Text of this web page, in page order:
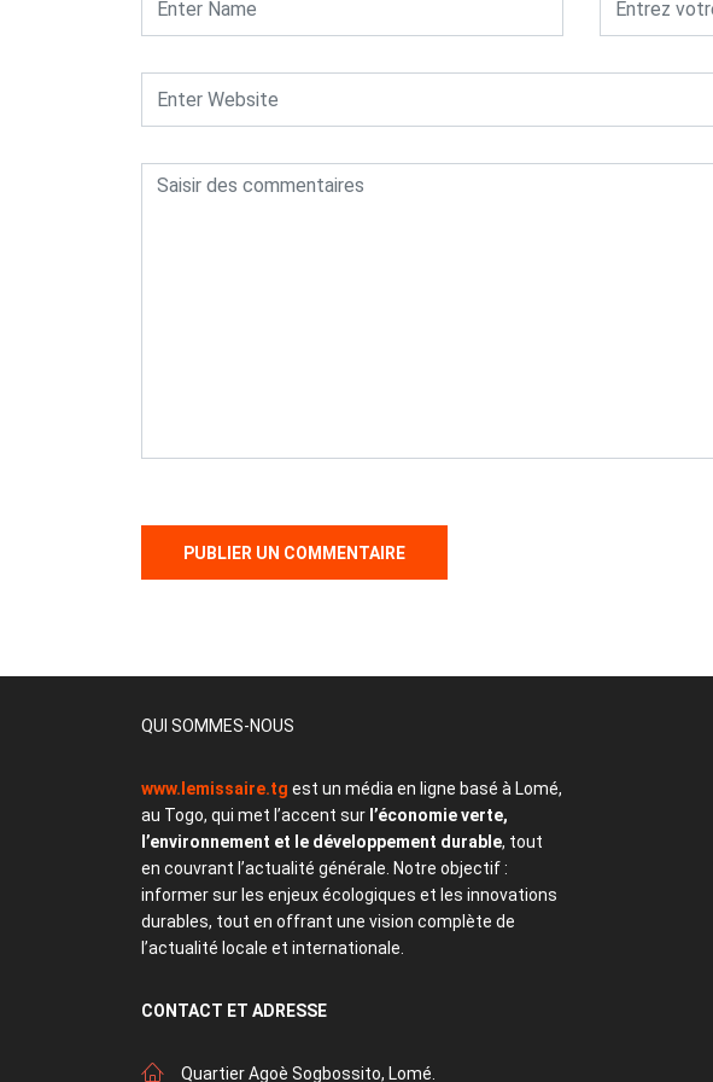
QUI SOMMES-NOUS
www.lemissaire.tg est un média en ligne basé à Lomé,
au Togo, qui met l’accent sur l’économie verte,
l’environnement et le développement durable, tout
en couvrant l’actualité générale. Notre objectif :
informer sur les enjeux écologiques et les innovations
durables, tout en offrant une vision complète de
l’actualité locale et internationale.
CONTACT ET ADRESSE
Quartier Agoè Sogbossito, Lomé.